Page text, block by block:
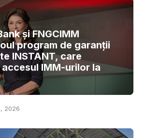
și FNGCIMM
program de garanții
INSTANT, care
IMM-urilor la
2026